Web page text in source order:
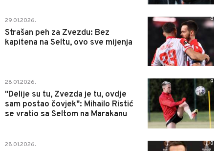
29.01.2026.
Strašan peh za Zvezdu: Bez
kapitena na Seltu, ovo sve mijenja
0
28.01.2026.
"Delije su tu, Zvezda je tu, ovdje
sam postao čovjek": Mihailo Ristić
se vratio sa Seltom na Marakanu
0
28.01.2026. 0